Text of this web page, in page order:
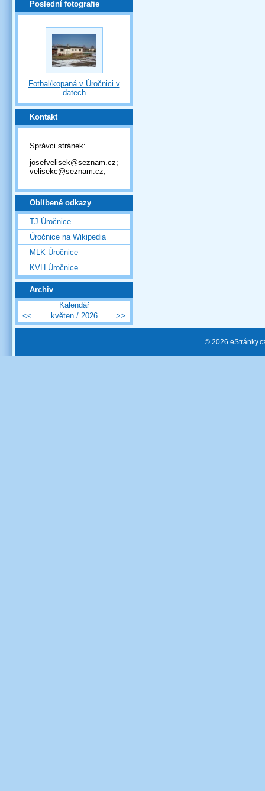
Poslední fotografie
Fotbal/kopaná v Úročnici v
datech
Kontakt
Správci stránek:
josefvelisek@seznam.cz;
velisekc@seznam.cz;
Oblíbené odkazy
TJ Úročnice
Úročnice na Wikipedia
MLK Úročnice
KVH Úročnice
Archiv
Kalendář
<<
květen / 2026 >>
© 2026